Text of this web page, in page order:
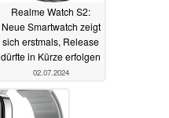
Realme Watch S2:
Neue Smartwatch zeigt
sich erstmals, Release
dürfte in Kürze erfolgen
02.07.2024